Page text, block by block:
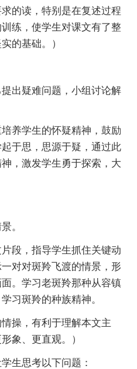
读，特别是在复述过程
练，使学生对课文有了整
的基础。）
出疑难问题，小组讨论解
学生的怀疑精神，鼓励
于思，思源于疑，通过此
，激发学生勇于探索，大
。
，指导学生抓住关键动
对对斑羚飞渡的情景，形
。学习老斑羚那种从容镇
习斑羚的种族精神。
操，有利于理解本文主
象、更直观。）
思考以下问题：